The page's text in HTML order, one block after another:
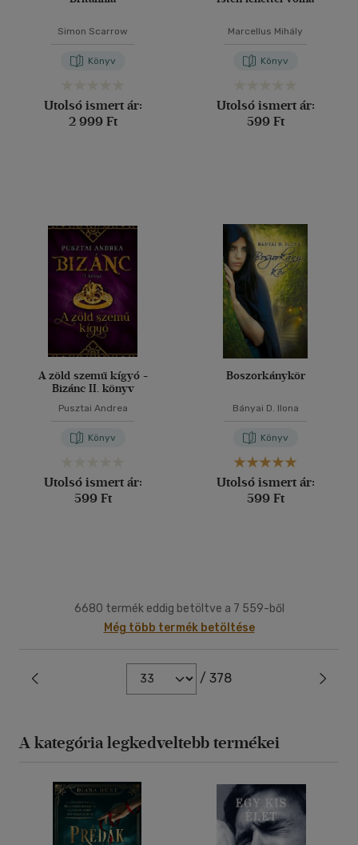
Simon Scarrow
Könyv
Utolsó ismert ár:
2 999 Ft
Marcellus Mihály
Könyv
Utolsó ismert ár:
599 Ft
A zöld szemű kígyó -
Bizánc II. könyv
Pusztai Andrea
Könyv
Utolsó ismert ár:
599 Ft
Boszorkánykör
Bányai D. Ilona
Könyv
Utolsó ismert ár:
599 Ft
6680 termék eddig betöltve a 7 559-ből
Még több termék betöltése
/ 378
A kategória legkedveltebb termékei